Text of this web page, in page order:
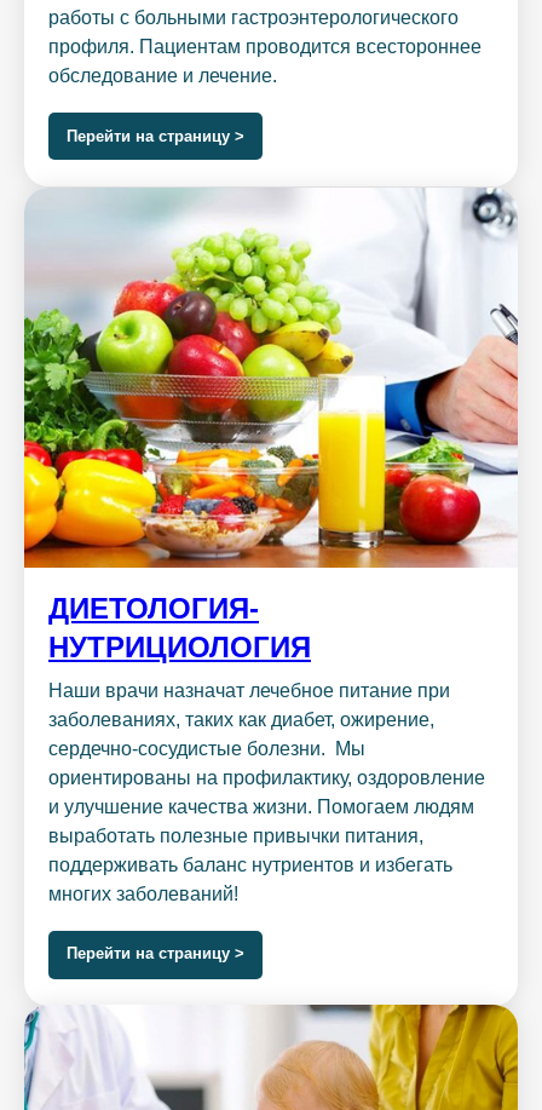
работы с больными гастроэнтерологического
профиля. Пациентам проводится всестороннее
обследование и лечение.
Перейти на страницу >
ДИЕТОЛОГИЯ-
НУТРИЦИОЛОГИЯ
Наши врачи назначат лечебное питание при
заболеваниях, таких как диабет, ожирение,
сердечно-сосудистые болезни. Мы
ориентированы на профилактику, оздоровление
и улучшение качества жизни. Помогаем людям
выработать полезные привычки питания,
поддерживать баланс нутриентов и избегать
многих заболеваний!
Перейти на страницу >